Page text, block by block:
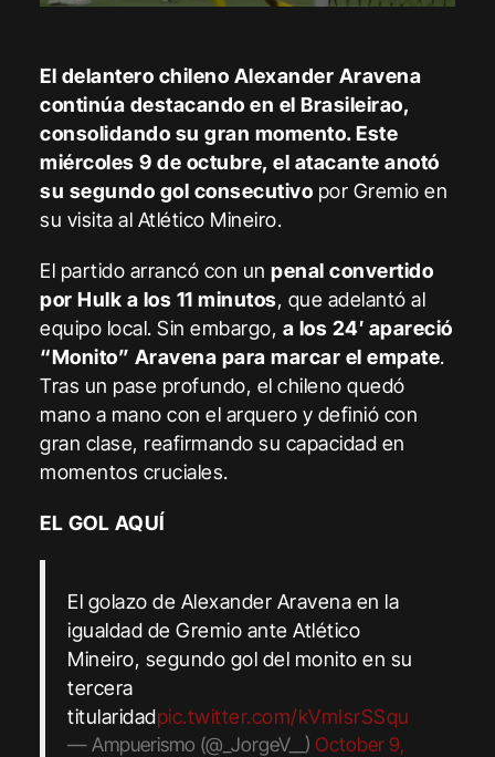
El delantero chileno Alexander Aravena
continúa destacando en el Brasileirao,
consolidando su gran momento. Este
miércoles 9 de octubre, el atacante anotó
su segundo gol consecutivo por Gremio en
su visita al Atlético Mineiro.
El partido arrancó con unpenal convertido
por Hulk a los 11 minutos, que adelantó al
equipo local. Sin embargo, a los 24′ apareció
“Monito” Aravena para marcar el empate.
Tras un pase profundo, el chileno quedó
mano a mano con el arquero y definió con
gran clase, reafirmando su capacidad en
momentos cruciales.
EL GOL AQUÍ
El golazo de Alexander Aravena en la
igualdad de Gremio ante Atlético
Mineiro, segundo gol del monito en su
tercera
titularidadpic.twitter.com/kVmIsrSSqu
— Ampuerismo (@_JorgeV__)October 9,